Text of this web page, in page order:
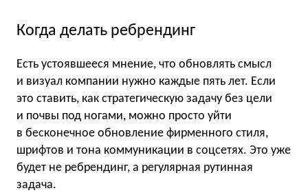
Когда делать ребрендинг
Есть устоявшееся мнение, что обновлять смысл
и визуал компании нужно каждые пять лет. Если
это ставить, как стратегическую задачу без цели
и почвы под ногами, можно просто уйти
в бесконечное обновление фирменного стиля,
шрифтов и тона коммуникации в соцсетях. Это уже
будет не ребрендинг, а регулярная рутинная
задача.